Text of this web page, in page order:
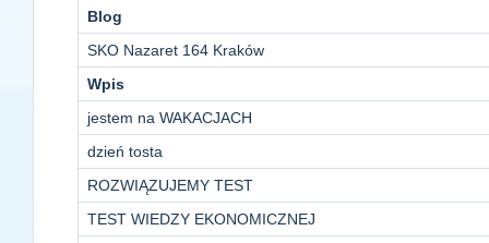
Blog
SKO Nazaret 164 Kraków
Wpis
jestem na WAKACJACH
dzień tosta
ROZWIĄZUJEMY TEST
TEST WIEDZY EKONOMICZNEJ